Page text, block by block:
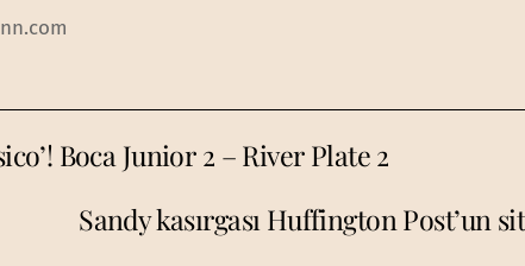
Boca Junior 2 – River Plate 2
Sandy kasırgası Huffington Post’un